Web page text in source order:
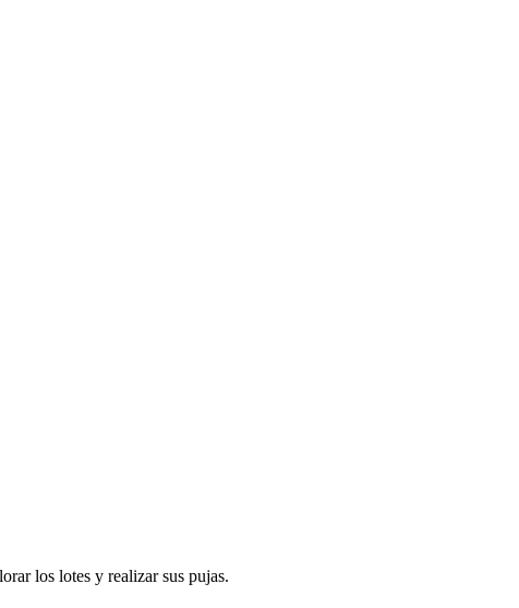
los lotes y realizar sus pujas.